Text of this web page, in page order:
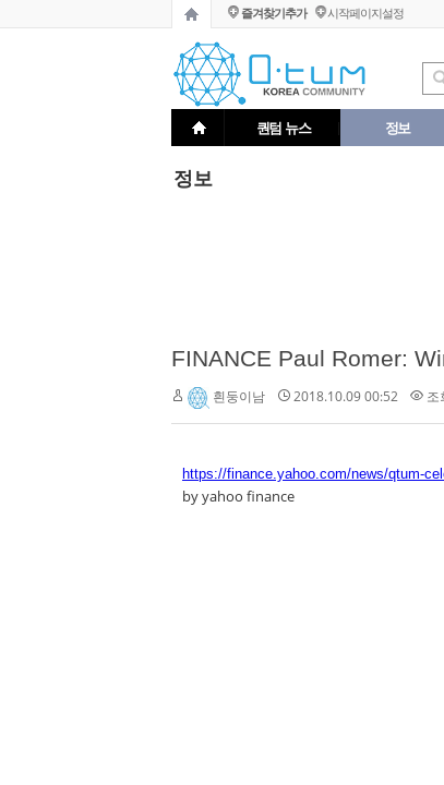
즐겨찾기추가 시작페이지설정
퀀텀 뉴스 정보
정보
흰둥이남 2018.10.09 00:52 조
https://finance.yahoo.com/news/qtum-
by yahoo finance